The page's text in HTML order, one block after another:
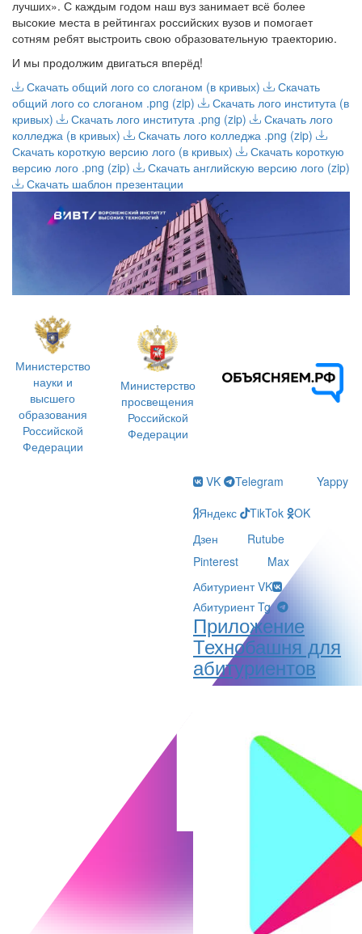
лучших». С каждым годом наш вуз занимает всё более
высокие места в рейтингах российских вузов и помогает
сотням ребят выстроить свою образовательную траекторию.
И мы продолжим двигаться вперёд!
Скачать общий лого со слоганом (в кривых)
Скачать
общий лого со слоганом .png (zip)
Скачать лого института (в
кривых)
Скачать лого института .png (zip)
Скачать лого
колледжа (в кривых)
Скачать лого колледжа .png (zip)
Скачать короткую версию лого (в кривых)
Скачать короткую
версию лого .png (zip)
Скачать английскую версию лого (zip)
Скачать шаблон презентации
Министерство
науки и
высшего
образования
Российской
Федерации
Министерство
просвещения
Российской
Федерации
VK Telegram
Yappy
Яндекс
TikTok
OK
Дзен
Rutube
Pinterest
Max
Абитуриент VK
Абитуриент Tg
Приложение
Технобашня для
абитуриентов